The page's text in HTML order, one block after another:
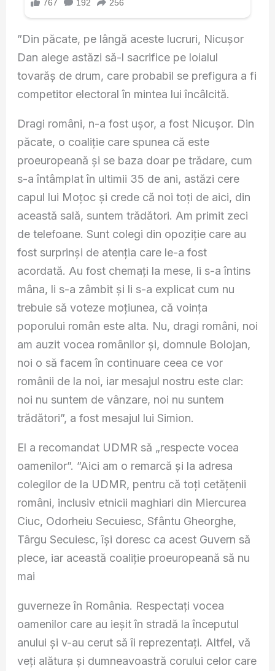
”Din păcate, pe lângă aceste lucruri, Nicușor
Dan alege astăzi să-l sacrifice pe loialul
tovarăș de drum, care probabil se prefigura a fi
competitor electoral în mintea lui încâlcită.
Dragi români, n-a fost ușor, a fost Nicușor. Din
păcate, o coaliție care spunea că este
proeuropeană și se baza doar pe trădare, cum
s-a întâmplat în ultimii 35 de ani, astăzi cere
capul lui Moțoc și crede că noi toți de aici, din
această sală, suntem trădători. Am primit zeci
de telefoane. Sunt colegi din opoziție care au
fost surprinși de atenția care le-a fost
acordată. Au fost chemați la mese, li s-a întins
mâna, li s-a zâmbit și li s-a explicat cum nu
trebuie să voteze moțiunea, că voința
poporului român este alta. Nu, dragi români, noi
am auzit vocea românilor și, domnule Bolojan,
noi o să facem în continuare ceea ce vor
românii de la noi, iar mesajul nostru este clar:
noi nu suntem de vânzare, noi nu suntem
trădători”, a fost mesajul lui Simion.
El a recomandat UDMR să „respecte vocea
oamenilor”. ”Aici am o remarcă și la adresa
colegilor de la UDMR, pentru că toți cetățenii
români, inclusiv etnicii maghiari din Miercurea
Ciuc, Odorheiu Secuiesc, Sfântu Gheorghe,
Târgu Secuiesc, își doresc ca acest Guvern să
plece, iar această coaliție proeuropeană să nu
mai
guverneze în România. Respectați vocea
oamenilor care au ieșit în stradă la începutul
anului și v-au cerut să îi reprezentați. Altfel, vă
veți alătura și dumneavoastră corului celor care